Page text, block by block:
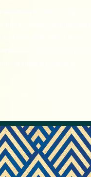
avec Henrik Vogler.
le passé, pourrait bien
le même âge que sa
décédée, et qui joua,
la mise en scène de